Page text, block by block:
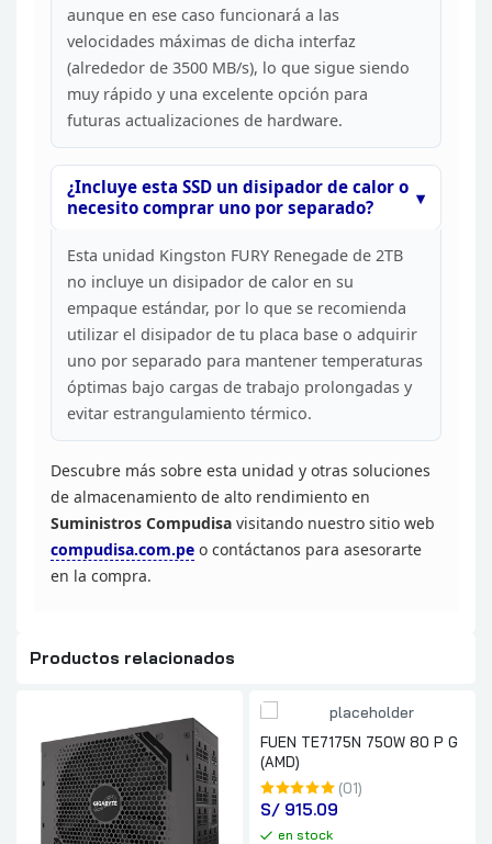
aunque en ese caso funcionará a las
velocidades máximas de dicha interfaz
(alrededor de 3500 MB/s), lo que sigue siendo
muy rápido y una excelente opción para
futuras actualizaciones de hardware.
¿Incluye esta SSD un disipador de calor o
necesito comprar uno por separado?
Esta unidad Kingston FURY Renegade de 2TB
no incluye un disipador de calor en su
empaque estándar, por lo que se recomienda
utilizar el disipador de tu placa base o adquirir
uno por separado para mantener temperaturas
óptimas bajo cargas de trabajo prolongadas y
evitar estrangulamiento térmico.
Descubre más sobre esta unidad y otras soluciones
de almacenamiento de alto rendimiento en
Suministros Compudisa visitando nuestro sitio web
compudisa.com.pe o contáctanos para asesorarte
en la compra.
Productos relacionados
FUEN TE7175N 750W 80 P G
(AMD)
(01)
S/ 915.09
en stock